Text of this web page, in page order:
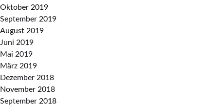
Oktober 2019
September 2019
August 2019
Juni 2019
Mai 2019
März 2019
Dezember 2018
November 2018
September 2018